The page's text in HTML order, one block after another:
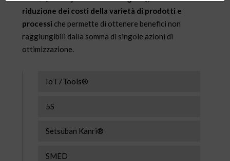
riduzione dei costi della varietà di prodotti e
processi che permette di ottenere benefici non
raggiungibili dalla somma di singole azioni di
ottimizzazione.
IoT7Tools®
5S
Setsuban Kanri®
SMED